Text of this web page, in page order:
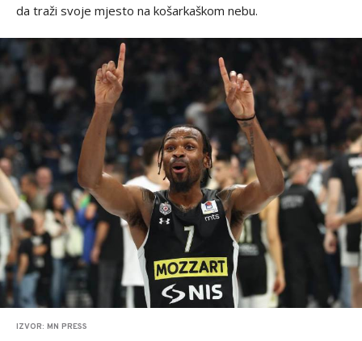
da traži svoje mjesto na košarkaškom nebu.
IZVOR: MN PRESS